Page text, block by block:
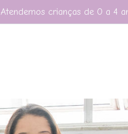
Atendemos crianças de 0 a 4